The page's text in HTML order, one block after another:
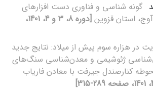
گونه شناسی و فناوری دست افزارهای
استان قزوین
[دوره 8، 3 و 4، 1401،
در هزاره سوم پیش از میلاد: نتایج جدید
ژئو‌شیمی و معدن‌شناسی سنگ‌های
کنارصندل جیرفت با معادن فاریاب